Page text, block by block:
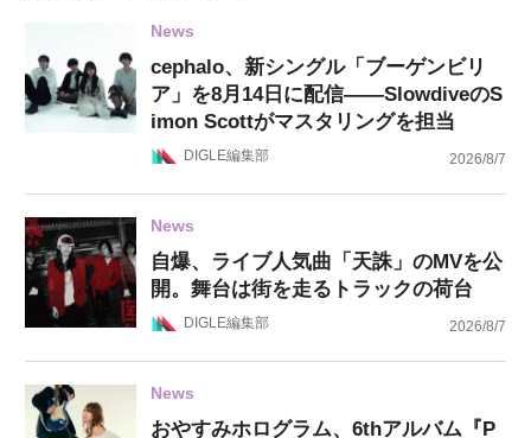
News
cephalo、新シングル「ブーゲンビリ
ア」を8月14日に配信——SlowdiveのS
imon Scottがマスタリングを担当
DIGLE編集部 2026/8/7
News
自爆、ライブ人気曲「天誅」のMVを公
開。舞台は街を走るトラックの荷台
DIGLE編集部 2026/8/7
News
おやすみホログラム、6thアルバム『P